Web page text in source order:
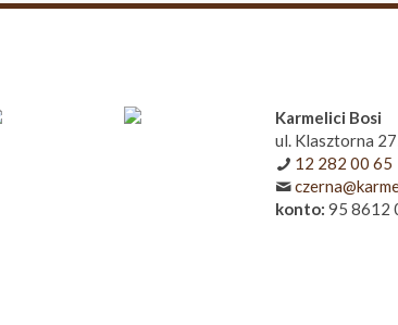
Karmelici Bosi
ul. Klasztorna
12 282 00 65
konto: 95 8612